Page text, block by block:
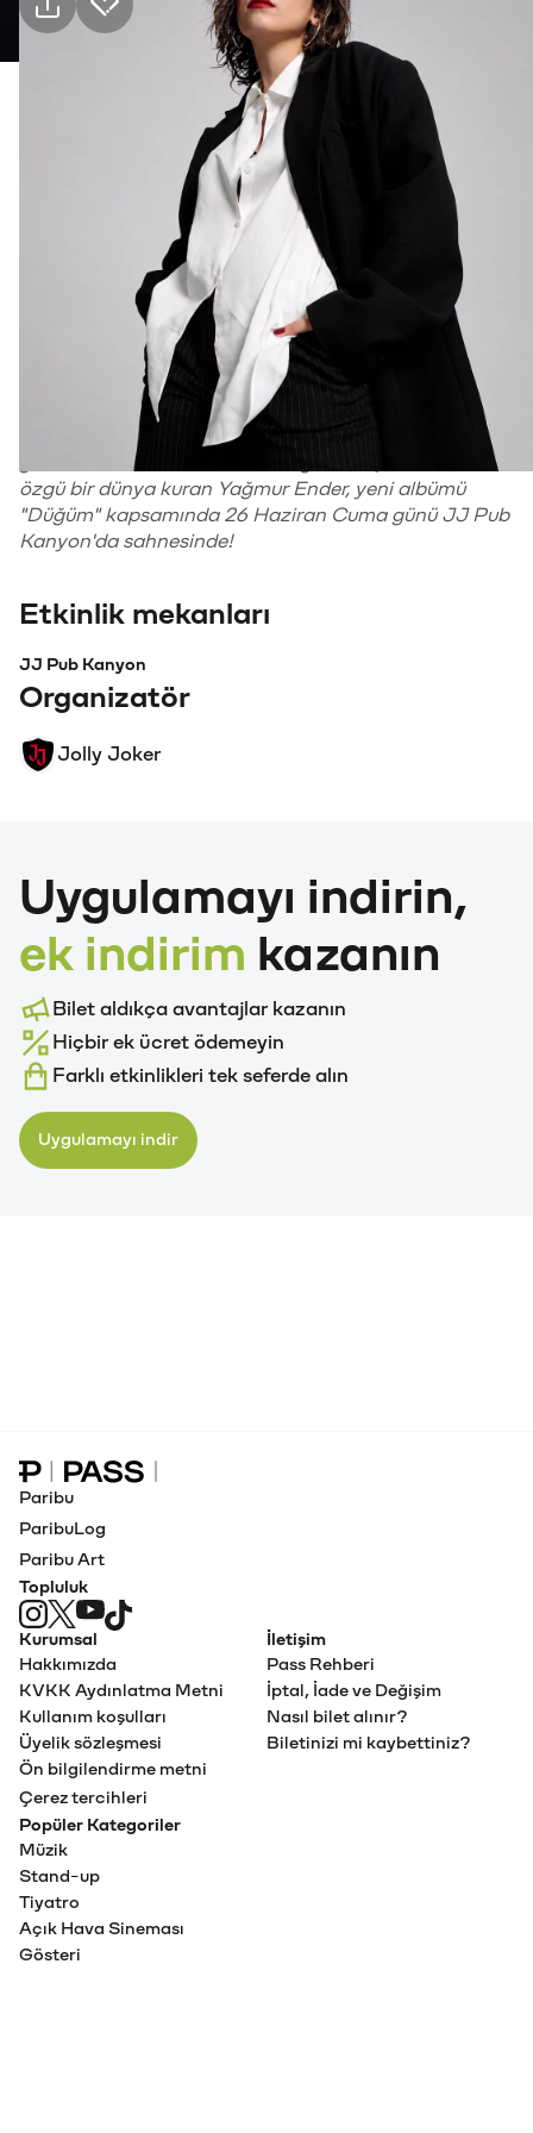
Pratik bilgiler
Kimler için uygun
Hakkında
Singer-songwriter ve tasarımcı kimliğini bir araya
getirerek hem müzikal hem de görsel açıdan kendine
özgü bir dünya kuran Yağmur Ender, yeni albümü
"Düğüm" kapsamında 26 Haziran Cuma günü JJ Pub
Kanyon'da sahnesinde!
Etkinlik mekanları
JJ Pub Kanyon
Organizatör
Jolly Joker
Uygulamayı indirin,
ek indirim kazanın
Bilet aldıkça avantajlar kazanın
Hiçbir ek ücret ödemeyin
Farklı etkinlikleri tek seferde alın
Uygulamayı indir
Paribu Pass Ana Sayfa
Paribu
ParibuLog
Paribu Art
Topluluk
Kurumsal
Hakkımızda
KVKK Aydınlatma Metni
Kullanım koşulları
Üyelik sözleşmesi
Ön bilgilendirme metni
Çerez tercihleri
İletişim
Pass Rehberi
İptal, İade ve Değişim
Nasıl bilet alınır?
Biletinizi mi kaybettiniz?
Popüler Kategoriler
Müzik
Stand-up
Tiyatro
Açık Hava Sineması
Gösteri